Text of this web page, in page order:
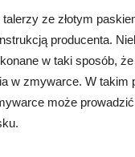
ze złotym
producenta.
w taki sposób,
w zmywarce. W takim
może